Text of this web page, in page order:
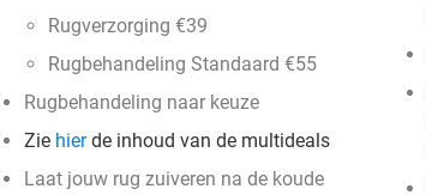
Rugverzorging €39
Rugbehandeling Standaard €55
Rugbehandeling naar keuze
Zie hierde inhoud van de multideals
Laat jouw rug zuiveren na de koude